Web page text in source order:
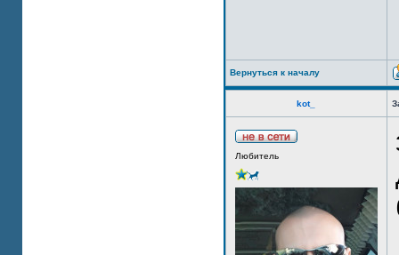
Вернуться к началу
kot_
Любитель